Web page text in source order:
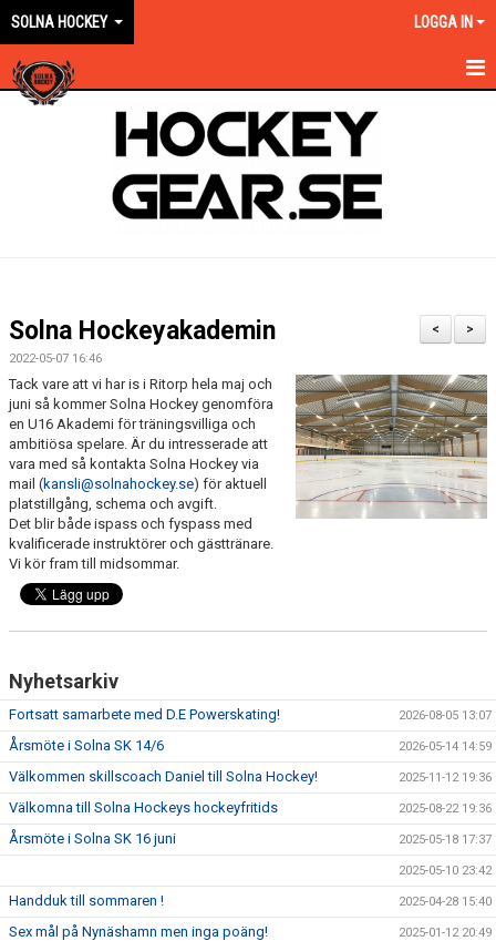
SOLNA HOCKEY LOGGA IN
EN ORANGE VÄG
NYHETER
VÅRA LAG KONTAKT
MATCHER
FÖRSÄKRING/AVGIFTER
DOKUMENT
GYM
>
<
Solna Hockeyakademin
2022-05-07 16:46
Tack vare att vi har is i Ritorp hela maj och
juni så kommer Solna Hockey genomföra
en U16 Akademi för träningsvilliga och
ambitiösa spelare. Är du intresserade att
vara med så kontakta Solna Hockey via
mail (kansli@solnahockey.se) för aktuell
platstillgång, schema och avgift.
Det blir både ispass och fyspass med
kvalificerade instruktörer och gästtränare.
Vi kör fram till midsommar.
Nyhetsarkiv
Fortsatt samarbete med D.E Powerskating! 2026-08-05 13:07
Årsmöte i Solna SK 14/6 2026-05-14 14:59
Välkommen skillscoach Daniel till Solna Hockey! 2025-11-12 19:36
Välkomna till Solna Hockeys hockeyfritids 2025-08-22 19:36
Årsmöte i Solna SK 16 juni 2025-05-18 17:37
2025-05-10 23:42
Handduk till sommaren ! 2025-04-28 15:40
Sex mål på Nynäshamn men inga poäng! 2025-01-12 20:49